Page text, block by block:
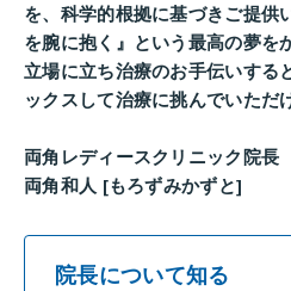
を、科学的根拠に基づきご提供
を腕に抱く』という最高の夢を
立場に立ち治療のお手伝いする
ックスして治療に挑んでいただ
両角レディースクリニック院長
両角和人 [もろずみかずと]
院長について知る